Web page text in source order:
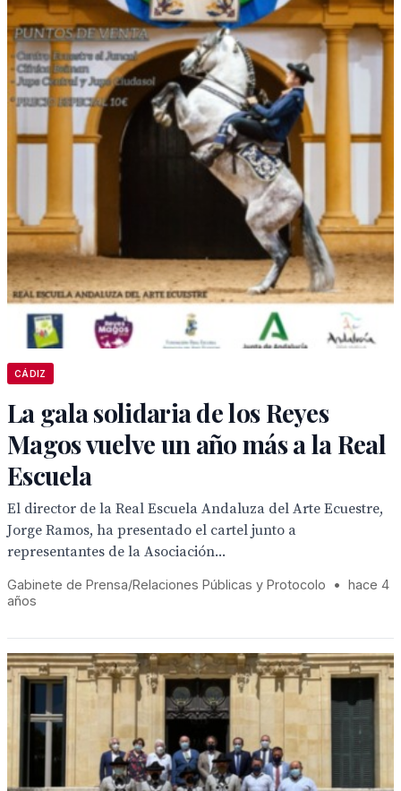
CÁDIZ
La gala solidaria de los Reyes
Magos vuelve un año más a la Real
Escuela
El director de la Real Escuela Andaluza del Arte Ecuestre,
Jorge Ramos, ha presentado el cartel junto a
representantes de la Asociación...
Gabinete de Prensa/Relaciones Públicas y Protocolo • hace 4
años